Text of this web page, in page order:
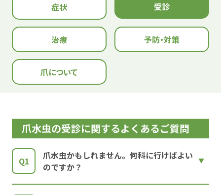
症状 受診
治療 予防・対策
爪について
爪水虫の受診に関するよくあるご質問
Q1
爪水虫かもしれません。何科に行けばよい
のですか？